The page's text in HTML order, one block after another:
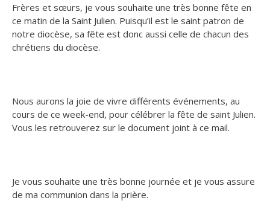
Frères et sœurs, je vous souhaite une très bonne fête en
ce matin de la Saint Julien. Puisqu’il est le saint patron de
notre diocèse, sa fête est donc aussi celle de chacun des
chrétiens du diocèse.
Nous aurons la joie de vivre différents événements, au
cours de ce week-end, pour célébrer la fête de saint Julien.
Vous les retrouverez sur le document joint à ce mail.
Je vous souhaite une très bonne journée et je vous assure
de ma communion dans la prière.